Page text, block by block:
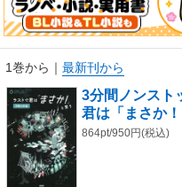
1巻から ｜ 最新刊から
3分間ノンスト
君は「まさか
864pt/950円(税込)